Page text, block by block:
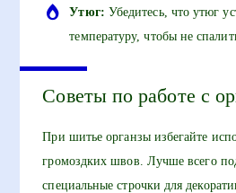
Утюг: Убедитесь, что утюг
температуру, чтобы не
Советы по работе с
При шитье органзы избегайте
громоздких швов. Лучше всего
специальные строчки для